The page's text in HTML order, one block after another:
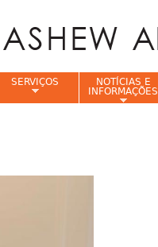
SERVIÇOS
NOTÍCIAS E
INFORMAÇÕES